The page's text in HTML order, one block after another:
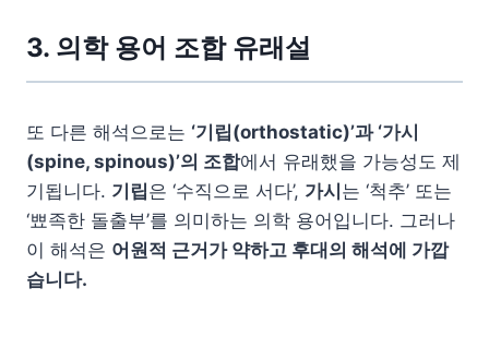
3. 의학 용어 조합 유래설
또 다른 해석으로는 ‘기립(orthostatic)’과 ‘가시
(spine, spinous)’의 조합에서 유래했을 가능성도 제
기됩니다. 기립은 ‘수직으로 서다’, 가시 는 ‘척추’ 또는
‘뾰족한 돌출부’를 의미하는 의학 용어입니다. 그러나
이 해석은 어원적 근거가 약하고 후대의 해석에 가깝
습니다.